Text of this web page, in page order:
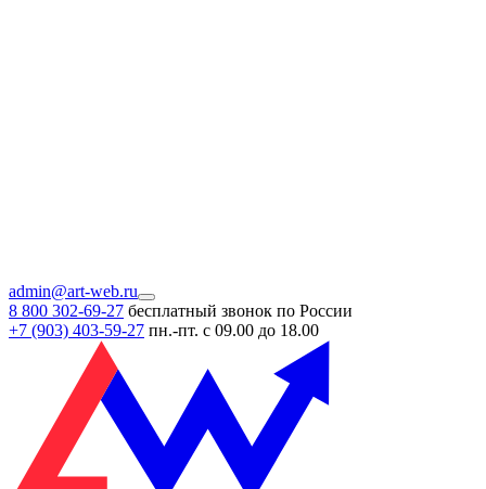
admin@art-web.ru
8 800 302-69-27 бесплатный звонок по России
+7 (903) 403-59-27 пн.-пт. с 09.00 до 18.00